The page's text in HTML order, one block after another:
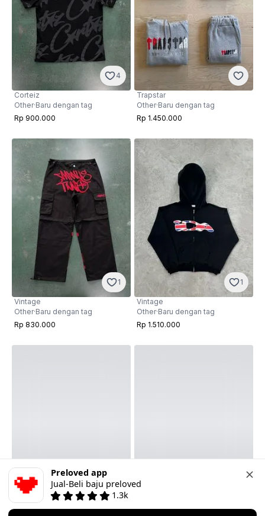
4
Corteiz
Other·Baru dengan tag
Rp 900.000
Trapstar
Other·Baru dengan tag
Rp 1.450.000
1
Vintage
Other·Baru dengan tag
Rp 830.000
1
Vintage
Other·Baru dengan tag
Rp 1.510.000
1
Vintage
Corteiz
Preloved app
Jual-Beli baju preloved
1.3k